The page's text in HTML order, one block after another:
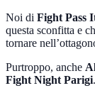
Noi di Fight Pass
questa sconfitta e
tornare
Purtroppo, anche
Fight Night Parigi.